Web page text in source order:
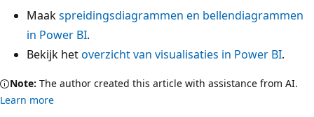
Maakspreidingsdiagrammen en bellendiagrammen
in Power BI.
Bekijk hetoverzicht van visualisaties in Power BI.
Note: The author created this article with assistance from AI.
Learn more